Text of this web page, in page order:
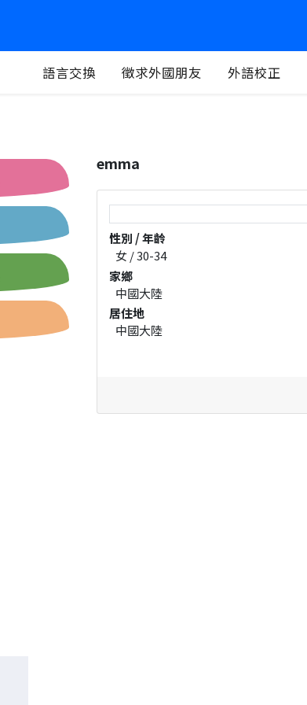
語言交換 徵求外國朋友 外語校正
emma
性別 / 年齡
女 / 30-34
家鄉
中國大陸
居住地
中國大陸